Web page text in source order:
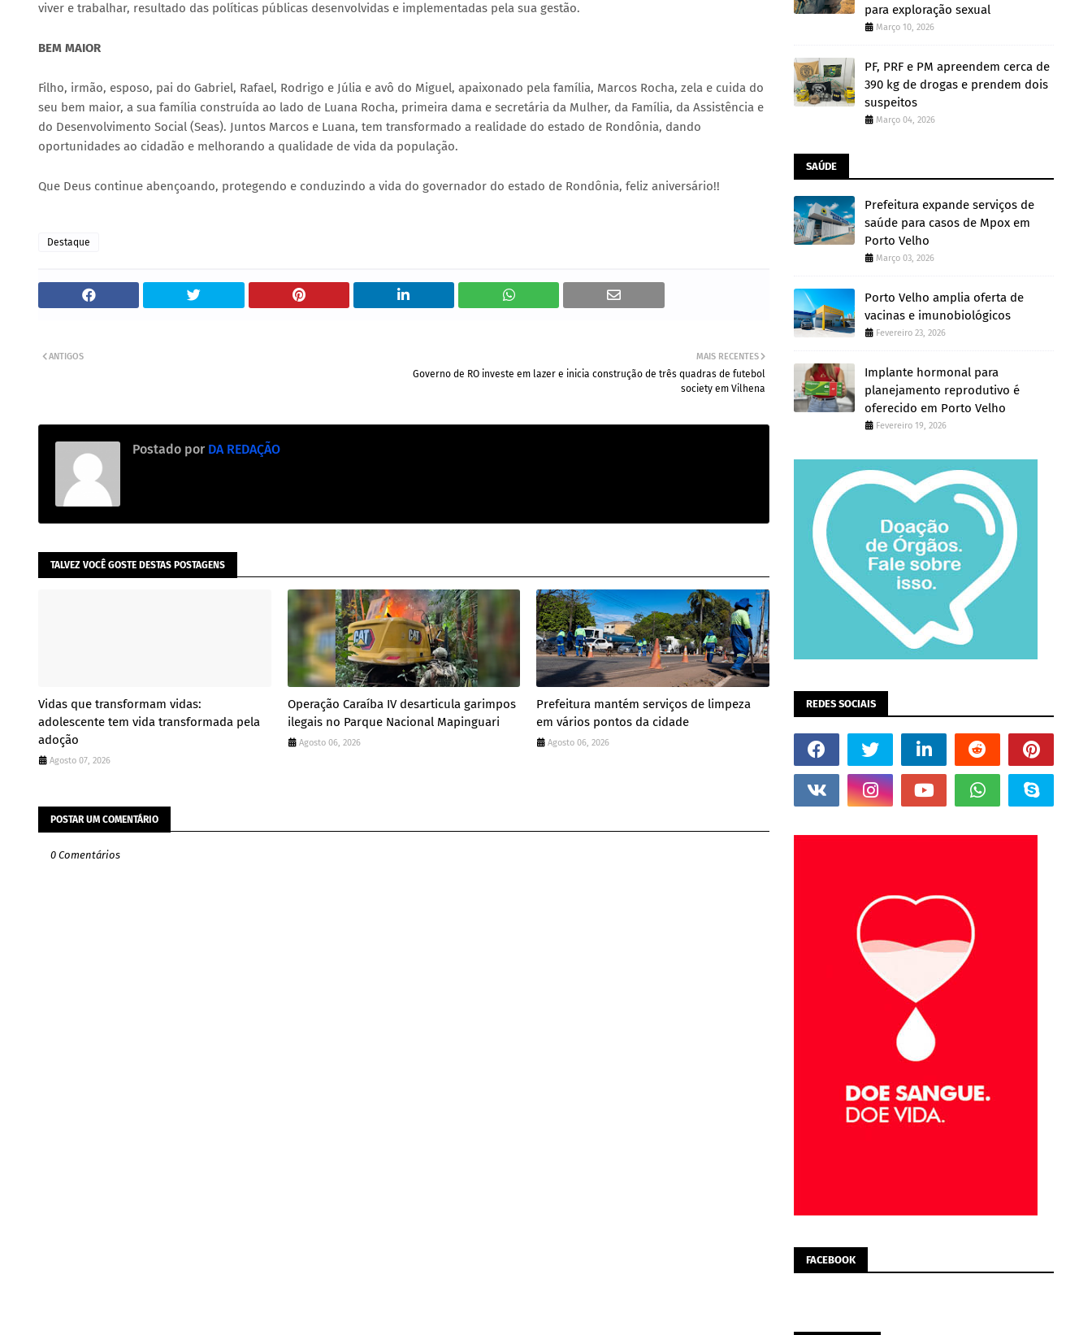
viver e trabalhar, resultado das políticas públicas desenvolvidas e implementadas pela sua gestão.
BEM MAIOR
Filho, irmão, esposo, pai do Gabriel, Rafael, Rodrigo e Júlia e avô do Miguel, apaixonado pela família, Marcos Rocha, zela e cuida do
seu bem maior, a sua família construída ao lado de Luana Rocha, primeira dama e secretária da Mulher, da Família, da Assistência e
do Desenvolvimento Social (Seas). Juntos Marcos e Luana, tem transformado a realidade do estado de Rondônia, dando
oportunidades ao cidadão e melhorando a qualidade de vida da população.
Que Deus continue abençoando, protegendo e conduzindo a vida do governador do estado de Rondônia, feliz aniversário!!
Destaque
MAIS RECENTES
Governo de RO investe em lazer e inicia construção de três quadras de futebol
society em Vilhena
ANTIGOS
Postado por DA REDAÇÃO
TALVEZ VOCÊ GOSTE DESTAS POSTAGENS
Vidas que transformam vidas:
adolescente tem vida transformada pela
adoção
Agosto 07, 2026
Operação Caraíba IV desarticula garimpos
ilegais no Parque Nacional Mapinguari
Agosto 06, 2026
Prefeitura mantém serviços de limpeza
em vários pontos da cidade
Agosto 06, 2026
POSTAR UM COMENTÁRIO
0 Comentários
para exploração sexual
Março 10, 2026
PF, PRF e PM apreendem cerca de
390 kg de drogas e prendem dois
suspeitos
Março 04, 2026
SAÚDE
Prefeitura expande serviços de
saúde para casos de Mpox em
Porto Velho
Março 03, 2026
Porto Velho amplia oferta de
vacinas e imunobiológicos
Fevereiro 23, 2026
Implante hormonal para
planejamento reprodutivo é
oferecido em Porto Velho
Fevereiro 19, 2026
REDES SOCIAIS
FACEBOOK